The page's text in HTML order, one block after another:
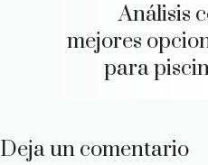
Análisis
mejores
para
Deja un comentario